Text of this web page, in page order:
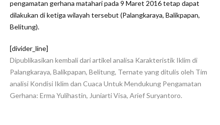
pengamatan gerhana matahari pada 9 Maret 2016 tetap dapat
dilakukan di ketiga wilayah tersebut (Palangkaraya, Balikpapan,
Belitung).
[divider_line]
Dipublikasikan kembali dari artikel analisa Karakteristik Iklim di
Palangkaraya, Balikpapan, Belitung, Ternateyang ditulis oleh Tim
analisi Kondisi Iklim dan Cuaca Untuk Mendukung Pengamatan
Gerhana: Erma Yulihastin, Juniarti Visa, Arief Suryantoro.